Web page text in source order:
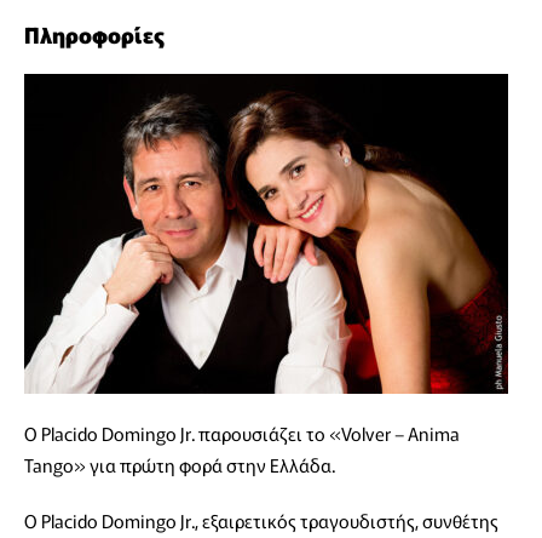
Πληροφορίες
Ο Placido Domingo Jr. παρουσιάζει το «Volver – Anima
Tango» για πρώτη φορά στην Ελλάδα.
Ο Placido Domingo Jr., εξαιρετικός τραγουδιστής, συνθέτης